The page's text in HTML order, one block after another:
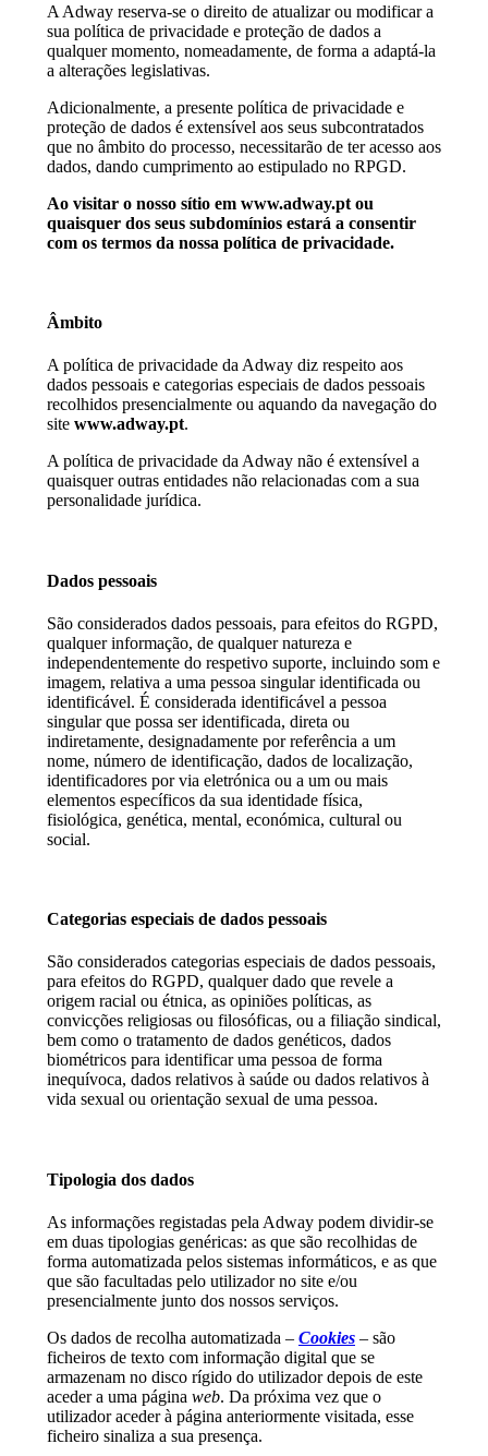
A Adway reserva-se o direito de atualizar ou modificar a
sua política de privacidade e proteção de dados a
qualquer momento, nomeadamente, de forma a adaptá-la
a alterações legislativas.
Adicionalmente, a presente política de privacidade e
proteção de dados é extensível aos seus subcontratados
que no âmbito do processo, necessitarão de ter acesso aos
dados, dando cumprimento ao estipulado no RPGD.
Ao visitar o nosso sítio em www.adway.pt ou
quaisquer dos seus subdomínios estará a consentir
com os termos da nossa política de privacidade.
Âmbito
A política de privacidade da Adway diz respeito aos
dados pessoais e categorias especiais de dados pessoais
recolhidos presencialmente ou aquando da navegação do
site www.adway.pt.
A política de privacidade da Adway não é extensível a
quaisquer outras entidades não relacionadas com a sua
personalidade jurídica.
Dados pessoais
São considerados dados pessoais, para efeitos do RGPD,
qualquer informação, de qualquer natureza e
independentemente do respetivo suporte, incluindo som e
imagem, relativa a uma pessoa singular identificada ou
identificável. É considerada identificável a pessoa
singular que possa ser identificada, direta ou
indiretamente, designadamente por referência a um
nome, número de identificação, dados de localização,
identificadores por via eletrónica ou a um ou mais
elementos específicos da sua identidade física,
fisiológica, genética, mental, económica, cultural ou
social.
Categorias especiais de dados pessoais
São considerados categorias especiais de dados pessoais,
para efeitos do RGPD, qualquer dado que revele a
origem racial ou étnica, as opiniões políticas, as
convicções religiosas ou filosóficas, ou a filiação sindical,
bem como o tratamento de dados genéticos, dados
biométricos para identificar uma pessoa de forma
inequívoca, dados relativos à saúde ou dados relativos à
vida sexual ou orientação sexual de uma pessoa.
Tipologia dos dados
As informações registadas pela Adway podem dividir-se
em duas tipologias genéricas: as que são recolhidas de
forma automatizada pelos sistemas informáticos, e as que
que são facultadas pelo utilizador no site e/ou
presencialmente junto dos nossos serviços.
Os dados de recolha automatizada – Cookies – são
ficheiros de texto com informação digital que se
armazenam no disco rígido do utilizador depois de este
aceder a uma página web. Da próxima vez que o
utilizador aceder à página anteriormente visitada, esse
ficheiro sinaliza a sua presença.